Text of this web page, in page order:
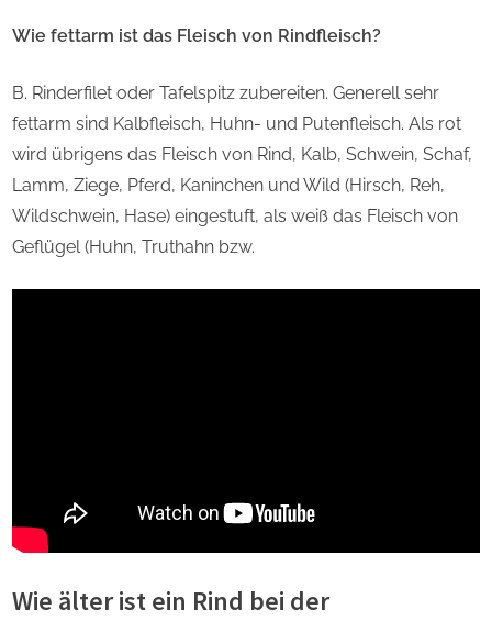
Wie fettarm ist das Fleisch von Rindfleisch?
B. Rinderfilet oder Tafelspitz zubereiten. Generell sehr
fettarm sind Kalbfleisch, Huhn- und Putenfleisch. Als rot
wird übrigens das Fleisch von Rind, Kalb, Schwein, Schaf,
Lamm, Ziege, Pferd, Kaninchen und Wild (Hirsch, Reh,
Wildschwein, Hase) eingestuft, als weiß das Fleisch von
Geflügel (Huhn, Truthahn bzw.
Wie älter ist ein Rind bei der